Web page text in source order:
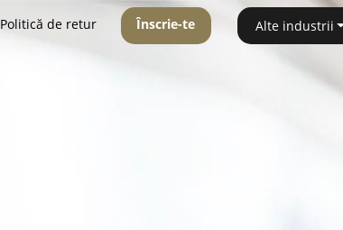
Politică de retur Înscrie-te Alte industrii